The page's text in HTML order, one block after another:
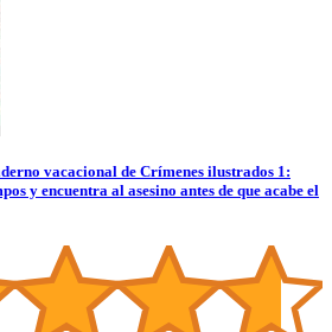
vacacional de Crímenes ilustrados 1:
y encuentra al asesino antes de que acabe el